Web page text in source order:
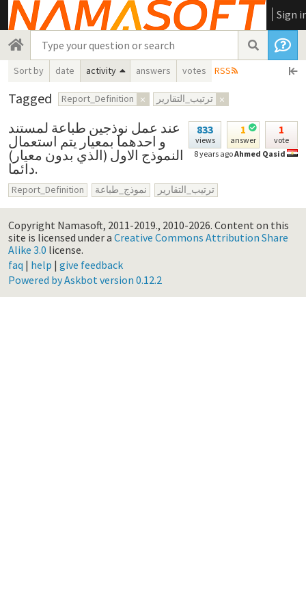
Sign
Sort by date activity answers votes RSS
Tagged Report_Definition × ترتيب_التقارير ×
833
views
1
answer
1
vote
8 years agoAhmed Qasid
عند عمل نوذجين طباعة لمستند
و احدهما بمعيار يتم استعمال
النموذج الاول (الذي بدون معيار)
دائما.
Report_Definition نموذج_طباعة ترتيب_التقارير
Copyright Namasoft, 2011-2019., 2010-2026. Content on this
site is licensed under a Creative Commons Attribution Share
Alike 3.0 license.
faq | help | give feedback
Powered by Askbot version 0.12.2